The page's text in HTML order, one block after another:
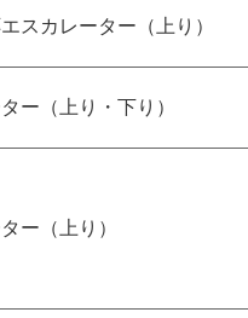
スカレーター（上り）
ー（上り・下り）
ー（上り）